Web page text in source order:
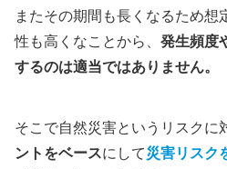
またその期間も長くなるため想
性も高くなことから、 発生頻度
するのは適当ではありません。
そこで自然災害というリスクに
ントをベースにして災害リスク